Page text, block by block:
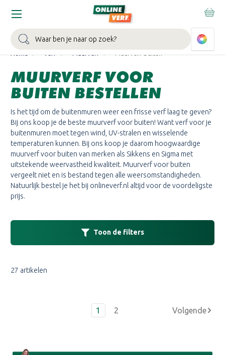
Zoeken
WIN EEN BALLONVAART:Bij besteding vanaf €100,- aan Sikkens
muurverf en/of lak.
Bekijk actie >
Home Verf Muurverf Muurverf buiten
MUURVERF VOOR
BUITEN BESTELLEN
Is het tijd om de buitenmuren weer een frisse verf laag te geven?
Bij ons koop je de beste muurverf voor buiten! Want verf voor je
buitenmuren moet tegen wind, UV-stralen en wisselende
temperaturen kunnen. Bij ons koop je daarom hoogwaardige
muurverf voor buiten van merken als Sikkens en Sigma met
uitstekende weervastheid kwaliteit. Muurverf voor buiten
vergeelt niet en is bestand tegen alle weersomstandigheden.
Natuurlijk bestel je het bij onlineverf.nl altijd voor de voordeligste
prijs.
27 artikelen
1 2
Toon de filters